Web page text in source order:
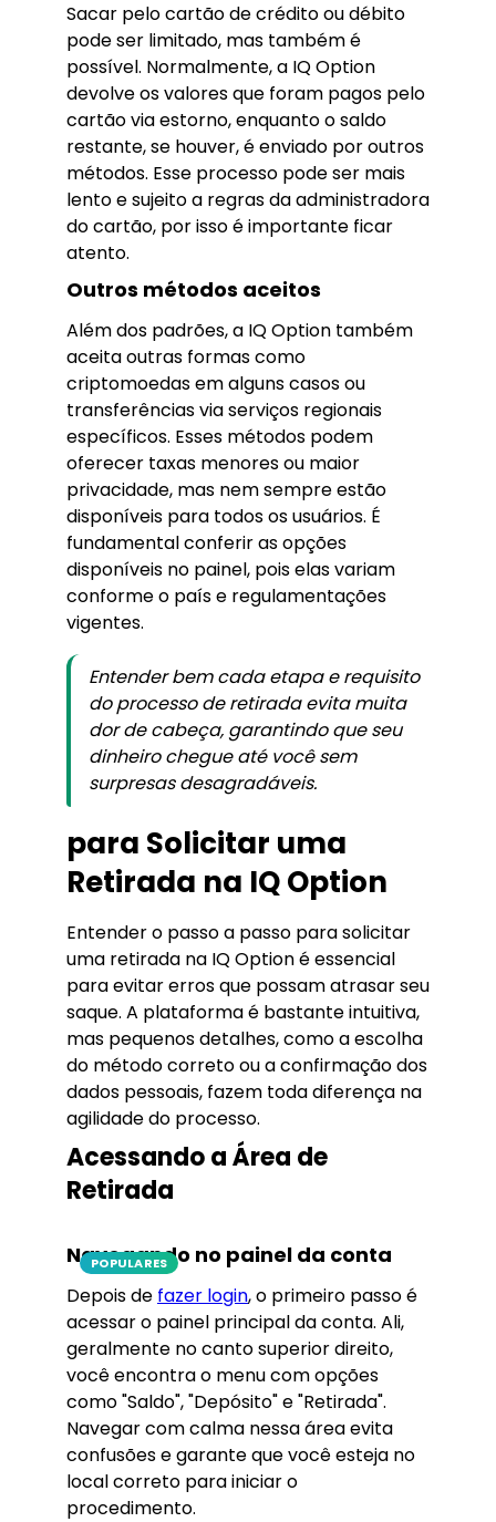
Sacar pelo cartão de crédito ou débito
pode ser limitado, mas também é
possível. Normalmente, a IQ Option
devolve os valores que foram pagos pelo
cartão via estorno, enquanto o saldo
restante, se houver, é enviado por outros
métodos. Esse processo pode ser mais
lento e sujeito a regras da administradora
do cartão, por isso é importante ficar
atento.
Outros métodos aceitos
Além dos padrões, a IQ Option também
aceita outras formas como
criptomoedas em alguns casos ou
transferências via serviços regionais
específicos. Esses métodos podem
oferecer taxas menores ou maior
privacidade, mas nem sempre estão
disponíveis para todos os usuários. É
fundamental conferir as opções
disponíveis no painel, pois elas variam
conforme o país e regulamentações
vigentes.
Entender bem cada etapa e requisito
do processo de retirada evita muita
dor de cabeça, garantindo que seu
dinheiro chegue até você sem
surpresas desagradáveis.
para Solicitar uma
Retirada na IQ Option
Entender o passo a passo para solicitar
uma retirada na IQ Option é essencial
para evitar erros que possam atrasar seu
saque. A plataforma é bastante intuitiva,
mas pequenos detalhes, como a escolha
do método correto ou a confirmação dos
dados pessoais, fazem toda diferença na
agilidade do processo.
Acessando a Área de
Retirada
POPULARES
Navegando no painel da conta
Depois de fazer login, o primeiro passo é
acessar o painel principal da conta. Ali,
geralmente no canto superior direito,
você encontra o menu com opções
como "Saldo", "Depósito" e "Retirada".
Navegar com calma nessa área evita
confusões e garante que você esteja no
local correto para iniciar o
procedimento.